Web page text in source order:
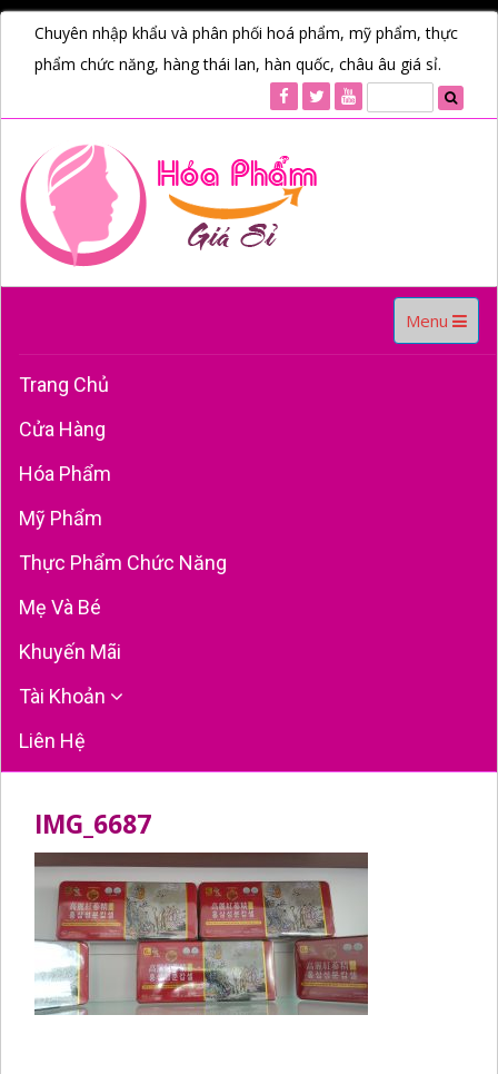
Chuyên nhập khẩu và phân phối hoá phẩm, mỹ phẩm, thực
phẩm chức năng, hàng thái lan, hàn quốc, châu âu giá sỉ.
Toggle
navigation
Menu
Trang Chủ
Cửa Hàng
Hóa Phẩm
Mỹ Phẩm
Thực Phẩm Chức Năng
Mẹ Và Bé
Khuyến Mãi
Tài Khoản
Liên Hệ
IMG_6687